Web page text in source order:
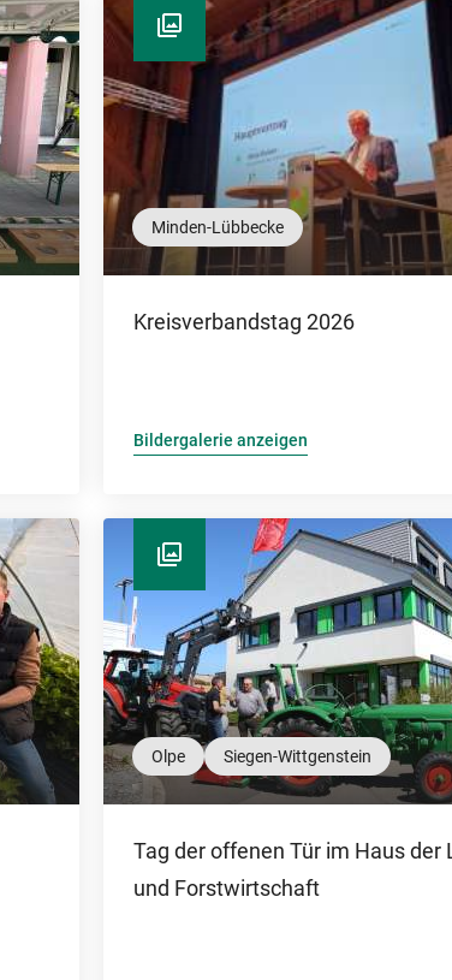
Minden-Lübbecke
Kreisverbandstag 2026
Bildergalerie anzeigen
Olpe Siegen-Wittgenstein
Tag der offenen Tür im Haus der
und Forstwirtschaft